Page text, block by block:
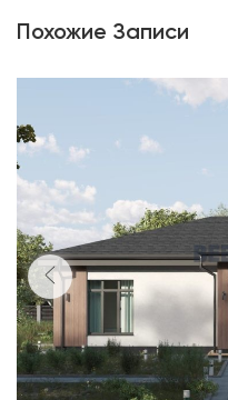
Похожие Записи